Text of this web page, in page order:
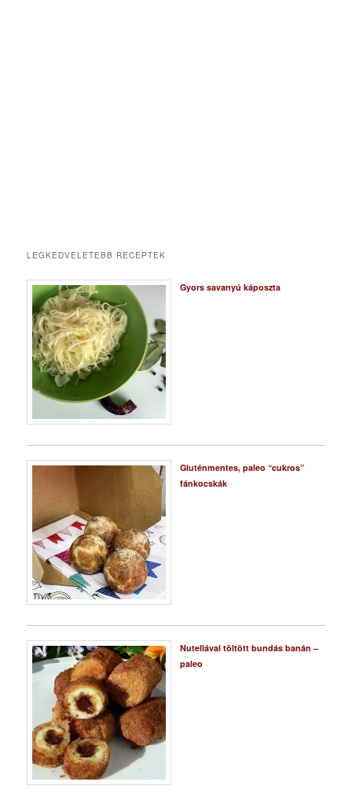
LEGKEDVELETEBB RECEPTEK
Gyors savanyú káposzta
Gluténmentes, paleo “cukros”
fánkocskák
Nutellával töltött bundás banán –
paleo